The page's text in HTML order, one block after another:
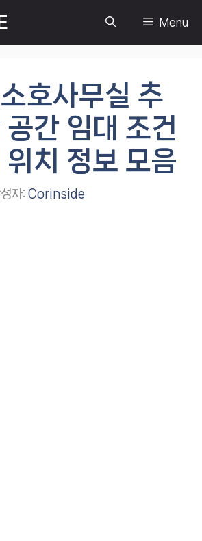
Menu
호사무실 추
공간 임대 조건
치 정보 모음
자: Corinside